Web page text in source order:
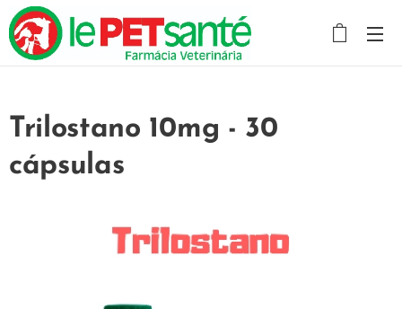
Trilostano 10mg - 30
cápsulas